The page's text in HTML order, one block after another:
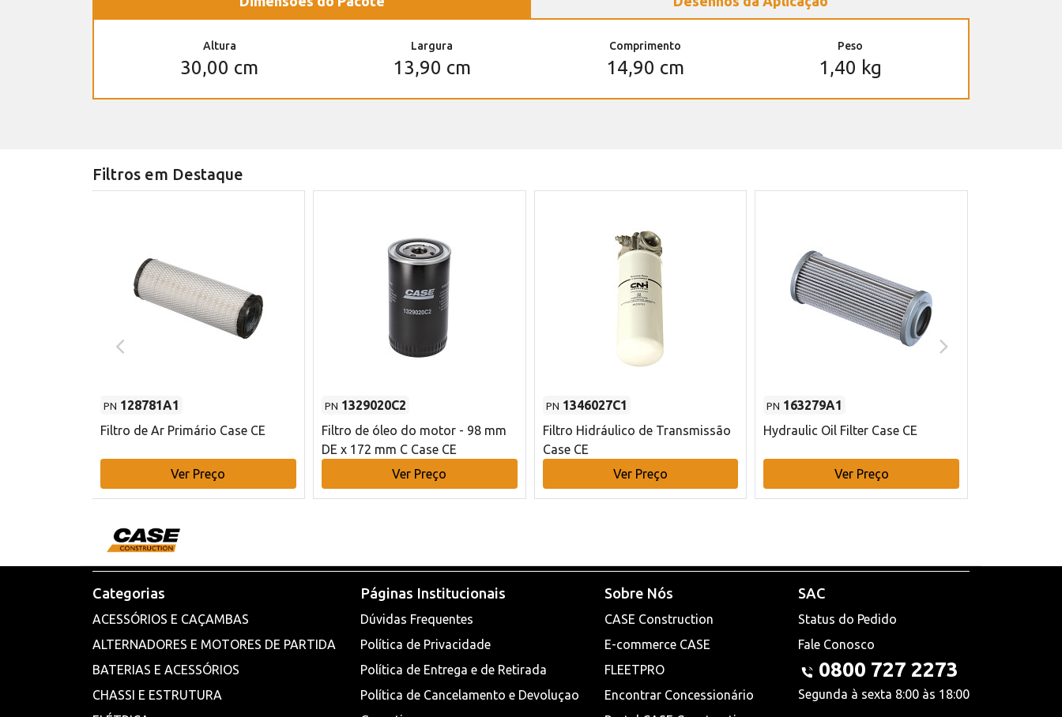
Altura
30,00 cm
Largura
13,90 cm
Comprimento
14,90 cm
Peso
1,40 kg
Filtros em Destaque
PN 128781A1
Filtro de Ar Primário Case CE
Ver Preço
PN 1329020C2
Filtro de óleo do motor - 98 mm
DE x 172 mm C Case CE
Ver Preço
PN 1346027C1
Filtro Hidráulico de Transmissão
Case CE
Ver Preço
PN 163279A1
Hydraulic Oil Filter Case CE
Ver Preço
Categorias
ACESSÓRIOS E CAÇAMBAS
ALTERNADORES E MOTORES DE PARTIDA
BATERIAS E ACESSÓRIOS
CHASSI E ESTRUTURA
Páginas Institucionais
Dúvidas Frequentes
Política de Privacidade
Política de Entrega e de Retirada
Política de Cancelamento e Devoluçao
Sobre Nós
CASE Construction
E-commerce CASE
FLEETPRO
Encontrar Concessionário
SAC
Status do Pedido
Fale Conosco
0800 727 2273
Segunda à sexta 8:00 às 18:00